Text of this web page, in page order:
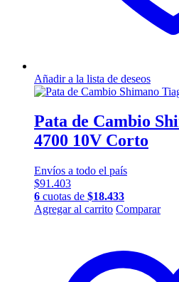
Añadir a la lista de deseos
Pata de Cambio
4700 10V Corto
Envíos a todo el país
$91.403
6 cuotas de $18.433
Agregar al carrito Comparar